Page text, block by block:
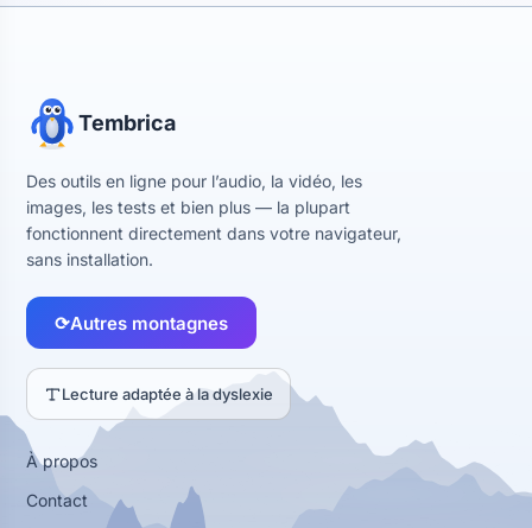
Tembrica
Des outils en ligne pour l’audio, la vidéo, les
images, les tests et bien plus — la plupart
fonctionnent directement dans votre navigateur,
sans installation.
⟳Autres montagnes
Lecture adaptée à la dyslexie
À propos
Contact